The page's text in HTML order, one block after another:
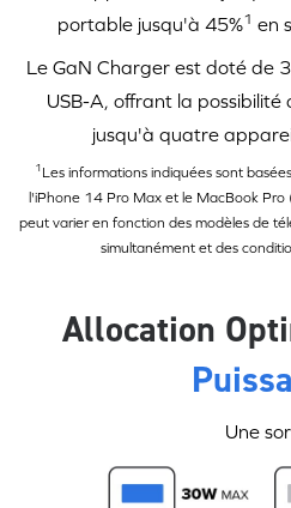
portable jusqu'à 45%1 en
Le GaN Charger est doté de
USB-A, offrant la
jusqu'à quatre
1 Les informations indiquées sont
l'iPhone 14 Pro Max et le MacBook Pro
peut varier en fonction des modèles de
simultanément et des
Allocation
Une